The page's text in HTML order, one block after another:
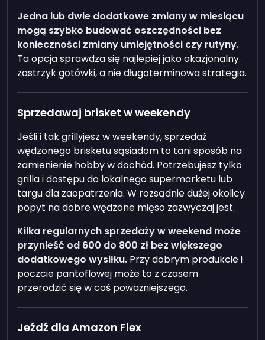
Jedna lub dwie dodatkowe zmiany w miesiącu
mogą szybko budować oszczędności bez
konieczności zmiany umiejętności czy rutyny.
Ta opcja sprawdza się najlepiej jako okazjonalny
zastrzyk gotówki, a nie długoterminowa strategia.
Sprzedawaj brisket w weekendy
Jeśli i tak grillуjesz w weekendy, sprzedaż
wędzonego brisketu sąsiadom to tani sposób na
zamienienie hobby w dochód. Potrzebujesz tylko
grilla i dostępu do lokalnego supermarketu lub
targu dla zaopatrzenia. W rozsądnie dużej okolicy
popyt na dobre wędzone mięso zazwyczaj jest.
Kilka regularnych sprzedaży w weekend może
przynieść od 600 do 800 zł bez większego
dodatkowego wysiłku. Przy dobrym produkcie i
poczcie pantoflowej może to z czasem
przerodzić się w coś poważniejszego.
Jeźdź dla Amazon Flex